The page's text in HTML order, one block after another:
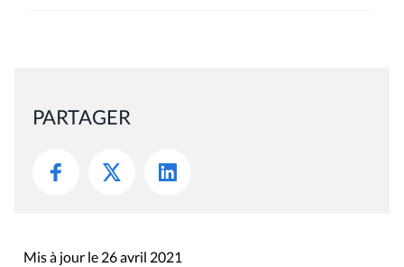
PARTAGER
Mis à jour le 26 avril 2021